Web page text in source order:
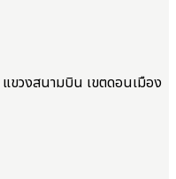
ขวงสนามบิน เขตดอนเมือง